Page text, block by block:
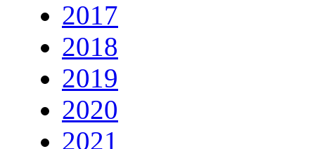
2017
2018
2019
2020
2021